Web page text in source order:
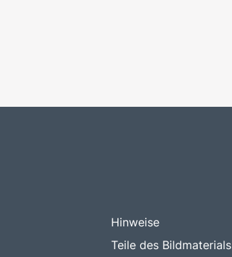
Hinweise
Teile des Bildmaterials